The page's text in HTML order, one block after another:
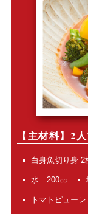
【主材料】2
白身魚切り身 2
水 200㏄
トマトピュー